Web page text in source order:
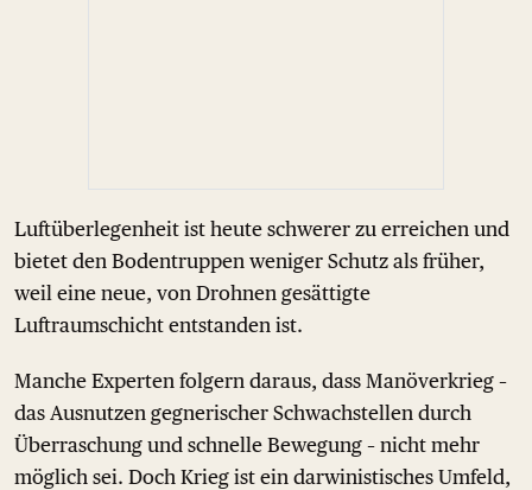
Luftüberlegenheit ist heute schwerer zu erreichen und
bietet den Bodentruppen weniger Schutz als früher,
weil eine neue, von Drohnen gesättigte
Luftraumschicht entstanden ist.
Manche Experten folgern daraus, dass Manöverkrieg –
das Ausnutzen gegnerischer Schwachstellen durch
Überraschung und schnelle Bewegung – nicht mehr
möglich sei. Doch Krieg ist ein darwinistisches Umfeld,